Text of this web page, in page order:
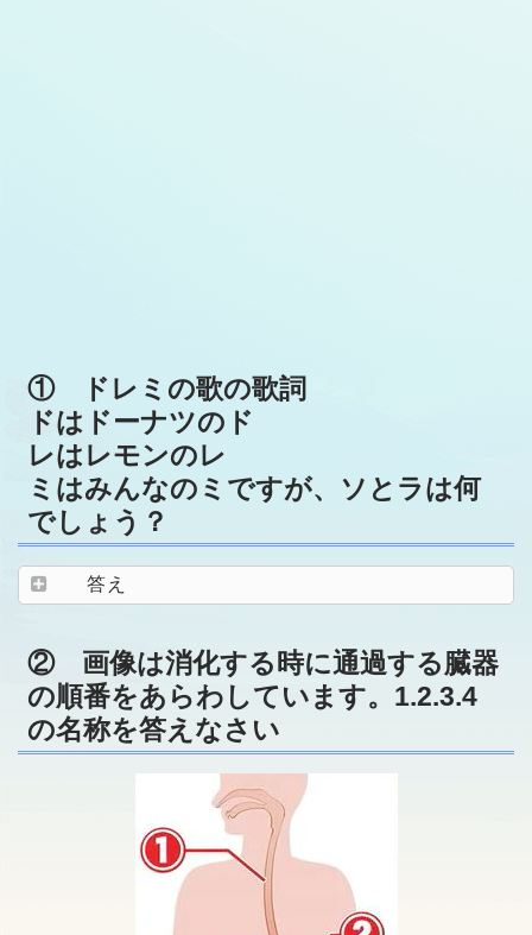
① ドレミの歌の歌詞
ドはドーナツのド
レはレモンのレ
ミはみんなのミですが、ソとラは何
でしょう？
答え
② 画像は消化する時に通過する臓器
の順番をあらわしています。1.2.3.4
の名称を答えなさい